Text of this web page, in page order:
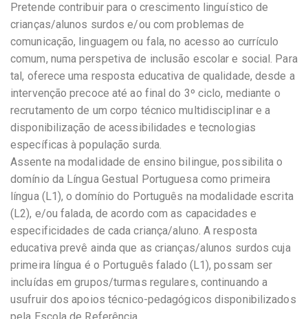
Pretende contribuir para o crescimento linguístico de
crianças/alunos surdos e/ou com problemas de
comunicação, linguagem ou fala, no acesso ao currículo
comum, numa perspetiva de inclusão escolar e social. Para
tal, oferece uma resposta educativa de qualidade, desde a
intervenção precoce até ao final do 3º ciclo, mediante o
recrutamento de um corpo técnico multidisciplinar e a
disponibilização de acessibilidades e tecnologias
específicas à população surda.
Assente na modalidade de ensino bilingue, possibilita o
domínio da Língua Gestual Portuguesa como primeira
língua (L1), o domínio do Português na modalidade escrita
(L2), e/ou falada, de acordo com as capacidades e
especificidades de cada criança/aluno. A resposta
educativa prevê ainda que as crianças/alunos surdos cuja
primeira língua é o Português falado (L1), possam ser
incluídas em grupos/turmas regulares, continuando a
usufruir dos apoios técnico-pedagógicos disponibilizados